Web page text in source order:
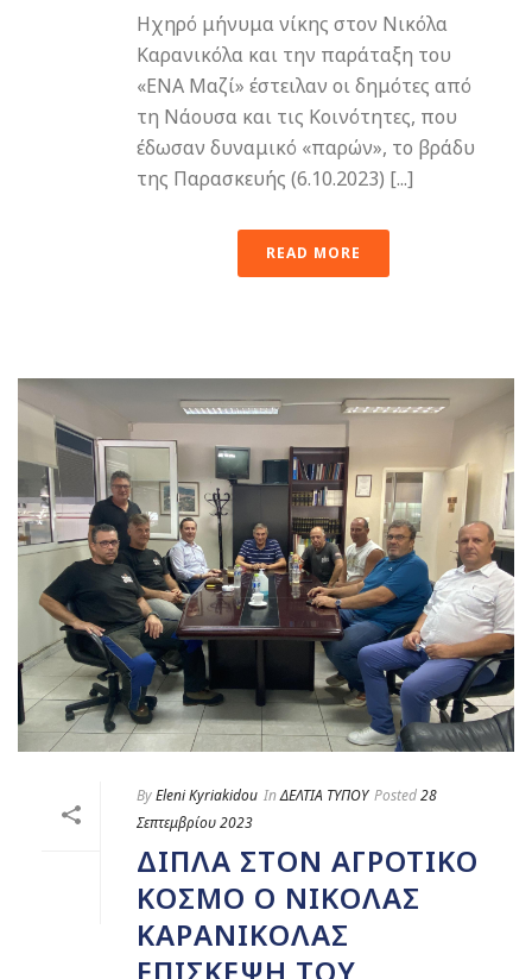
Ηχηρό μήνυμα νίκης στον Νικόλα
Καρανικόλα και την παράταξη του
«ΕΝΑ Μαζί» έστειλαν οι δημότες από
τη Νάουσα και τις Κοινότητες, που
έδωσαν δυναμικό «παρών», το βράδυ
της Παρασκευής (6.10.2023) [...]
READ MORE
ByEleni Kyriakidou InΔΕΛΤΙΑ ΤΥΠΟΥ Posted28
Σεπτεμβρίου 2023
ΔΊΠΛΑ ΣΤΟΝ ΑΓΡΟΤΙΚΌ
ΚΌΣΜΟ Ο ΝΙΚΌΛΑΣ
ΚΑΡΑΝΙΚΌΛΑΣ
ΕΠΊΣΚΕΨΗ ΤΟΥ